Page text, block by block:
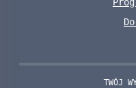
TWÓJ